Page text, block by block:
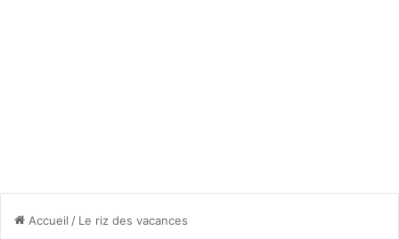
Accueil / Le riz des vacances